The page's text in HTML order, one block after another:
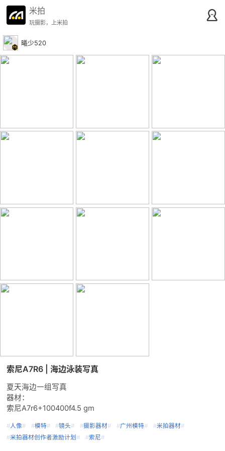
米拍
玩摄影，上米拍
曦少520
索尼A7R6 | 海边泳装写真
夏天海边一组写真
器材：
索尼A7r6+100400f4.5 gm
#人像# #模特# #镜头# #摄影器材# #广州模特# #米拍器材#
#米拍器材创作者激励计划 # #索尼#